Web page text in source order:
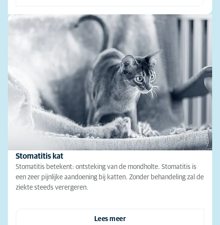
Stomatitis kat
Stomatitis betekent: ontsteking van de mondholte. Stomatitis is
een zeer pijnlijke aandoening bij katten. Zonder behandeling zal de
ziekte steeds verergeren.
Lees meer